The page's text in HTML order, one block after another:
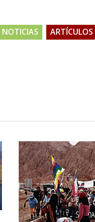
NOTICIAS ARTÍCULOS